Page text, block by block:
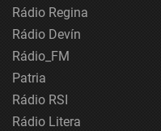
Rádio Regina
Rádio Devín
Rádio_FM
Patria
Rádio RSI
Rádio Litera